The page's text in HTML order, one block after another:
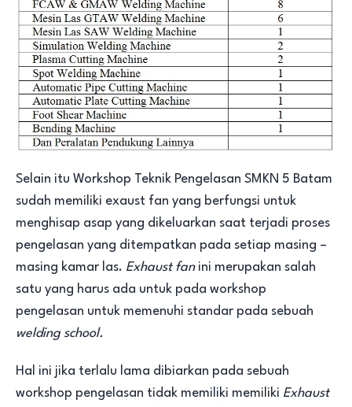
Selain itu Workshop Teknik Pengelasan SMKN 5 Batam
sudah memiliki exaust fan yang berfungsi untuk
menghisap asap yang dikeluarkan saat terjadi proses
pengelasan yang ditempatkan pada setiap masing –
masing kamar las. Exhaust fanini merupakan salah
satu yang harus ada untuk pada workshop
pengelasan untuk memenuhi standar pada sebuah
welding school.
Hal ini jika terlalu lama dibiarkan pada sebuah
workshop pengelasan tidak memiliki memiliki Exhaust